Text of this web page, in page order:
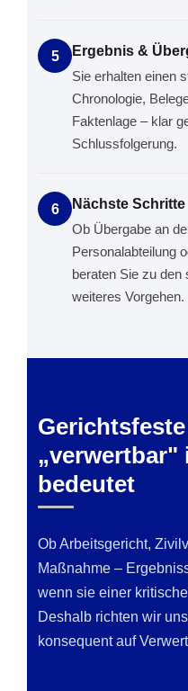
5
Ergebnis &
Sie erhalten einen
Chronologie,
Faktenlage – klar
Schlussfolgerung.
6
Nächste Schritte
Ob Übergabe an
Personalabteilung
beraten Sie zu den
weiteres Vorgehen.
„verwertbar"
bedeutet
Ob Arbeitsgericht,
Maßnahme –
wenn sie einer
Deshalb richten wir
konsequent auf